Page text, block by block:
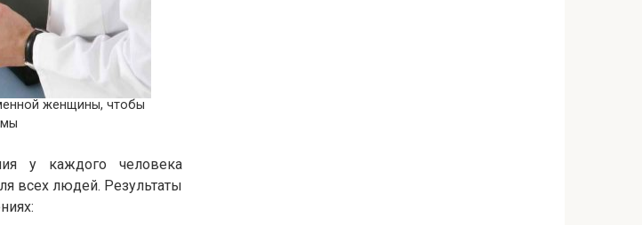
женщины, чтобы
у каждого человека
всех людей. Результаты